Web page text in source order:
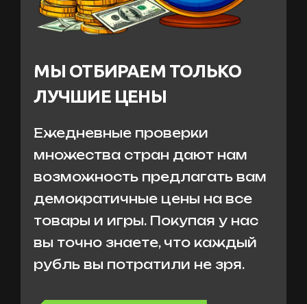
МЫ ОТБИРАЕМ ТОЛЬКО
ЛУЧШИЕ ЦЕНЫ
Ежедневные проверки
множества стран дают нам
возможность предлагать вам
демократичные цены на все
товары и игры. Покупая у нас
вы точно знаете, что каждый
рубль вы потратили не зря.